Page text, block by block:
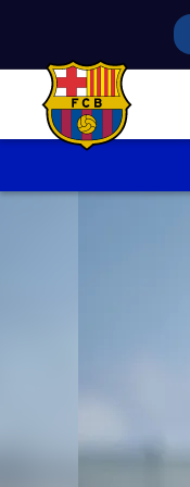
FC Barcelona club badge